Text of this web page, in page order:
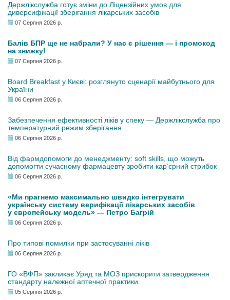
Держлікслужба готує зміни до Ліцензійних умов для
диверсифікації зберігання лікарських засобів
07 Серпня 2026 р.
Балів БПР ще не набрали? У нас є рішення — і промокод
на знижку!
07 Серпня 2026 р.
Board Breakfast у Києві: розглянуто сценарії майбутнього для
України
06 Серпня 2026 р.
Забезпечення ефективності ліків у спеку — Держлікслужба про
температурний режим зберігання
06 Серпня 2026 р.
Від фармдопомоги до менеджменту: soft skills, що можуть
допомогти сучасному фармацевту зробити кар’єрний стрибок
06 Серпня 2026 р.
«Ми прагнемо максимально швидко інтегрувати
українську систему верифікації лікарських засобів
у європейську модель» — Петро Багрій
06 Серпня 2026 р.
Про типові помилки при застосуванні ліків
06 Серпня 2026 р.
ГО «ВФП» закликає Уряд та МОЗ прискорити затвердження
стандарту належної аптечної практики
05 Серпня 2026 р.